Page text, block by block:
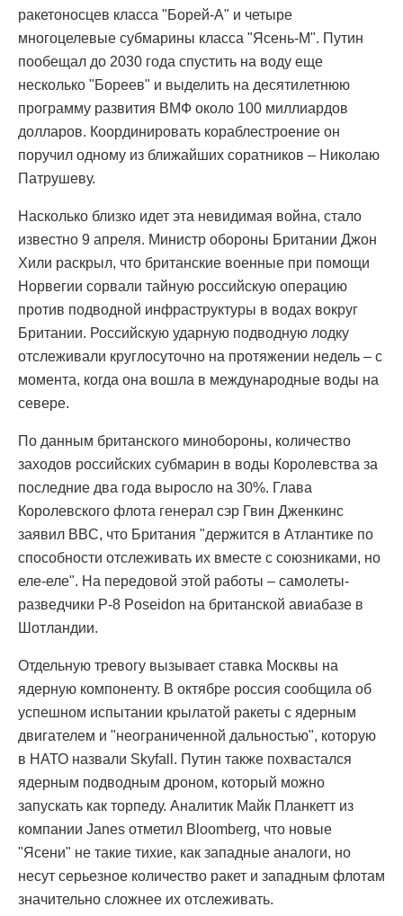
ракетоносцев класса "Борей-А" и четыре
многоцелевые субмарины класса "Ясень-М". Путин
пообещал до 2030 года спустить на воду еще
несколько "Бореев" и выделить на десятилетнюю
программу развития ВМФ около 100 миллиардов
долларов. Координировать кораблестроение он
поручил одному из ближайших соратников – Николаю
Патрушеву.
Насколько близко идет эта невидимая война, стало
известно 9 апреля. Министр обороны Британии Джон
Хили раскрыл, что британские военные при помощи
Норвегии сорвали тайную российскую операцию
против подводной инфраструктуры в водах вокруг
Британии. Российскую ударную подводную лодку
отслеживали круглосуточно на протяжении недель – с
момента, когда она вошла в международные воды на
севере.
По данным британского минобороны, количество
заходов российских субмарин в воды Королевства за
последние два года выросло на 30%. Глава
Королевского флота генерал сэр Гвин Дженкинс
заявил BBC, что Британия "держится в Атлантике по
способности отслеживать их вместе с союзниками, но
еле-еле". На передовой этой работы – самолеты-
разведчики P-8 Poseidon на британской авиабазе в
Шотландии.
Отдельную тревогу вызывает ставка Москвы на
ядерную компоненту. В октябре россия сообщила об
успешном испытании крылатой ракеты с ядерным
двигателем и "неограниченной дальностью", которую
в НАТО назвали Skyfall. Путин также похвастался
ядерным подводным дроном, который можно
запускать как торпеду. Аналитик Майк Планкетт из
компании Janes отметил Bloomberg, что новые
"Ясени" не такие тихие, как западные аналоги, но
несут серьезное количество ракет и западным флотам
значительно сложнее их отслеживать.